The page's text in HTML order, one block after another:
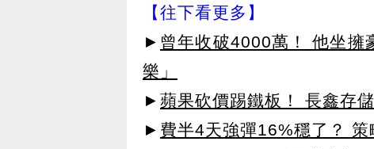
【往下看更多】
► 曾年收破4000萬！ 他坐擁
樂」
► 蘋果砍價踢鐵板！ 長鑫存
► 費半4天強彈16%穩了？